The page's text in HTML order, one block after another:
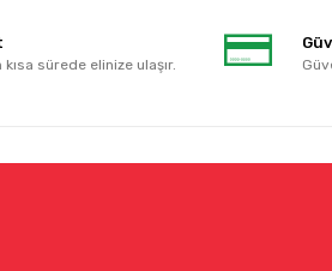
sürede elinize ulaşır.